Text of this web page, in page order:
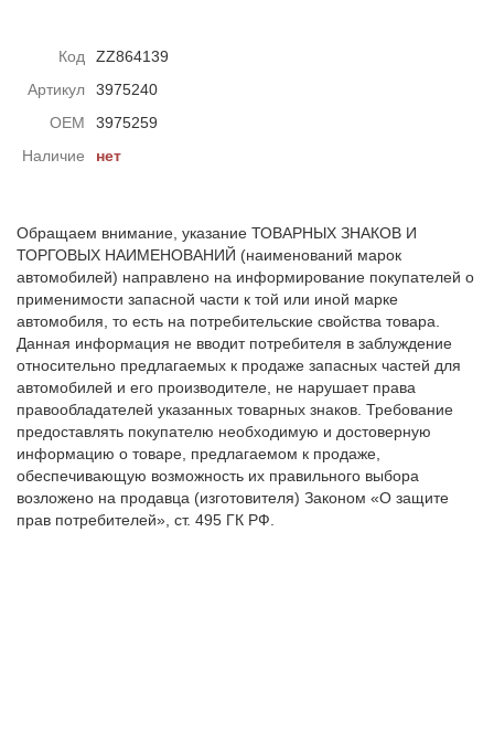
Код
ZZ864139
Артикул
3975240
ОЕМ
3975259
Наличие
нет
Обращаем внимание, указание ТОВАРНЫХ ЗНАКОВ И
ТОРГОВЫХ НАИМЕНОВАНИЙ (наименований марок
автомобилей) направлено на информирование покупателей о
применимости запасной части к той или иной марке
автомобиля, то есть на потребительские свойства товара.
Данная информация не вводит потребителя в заблуждение
относительно предлагаемых к продаже запасных частей для
автомобилей и его производителе, не нарушает права
правообладателей указанных товарных знаков. Требование
предоставлять покупателю необходимую и достоверную
информацию о товаре, предлагаемом к продаже,
обеспечивающую возможность их правильного выбора
возложено на продавца (изготовителя) Законом «О защите
прав потребителей», ст. 495 ГК РФ.